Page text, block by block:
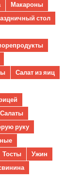
Макароны
стол
Салат из яиц
Салаты
руку
Тосты
Ужин